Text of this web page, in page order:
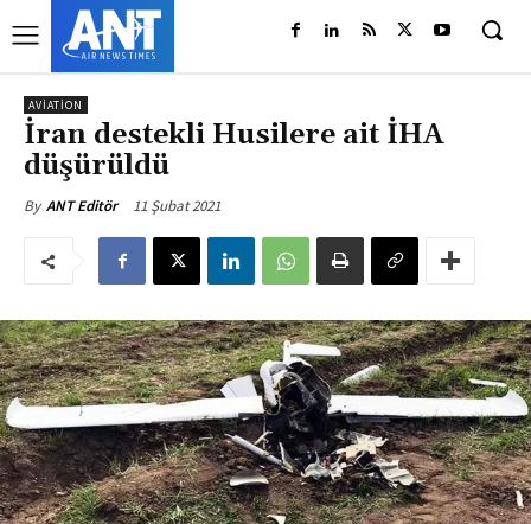
AVIATION
İran destekli Husilere ait İHA
düşürüldü
By ANT Editör 11 Şubat 2021